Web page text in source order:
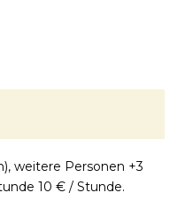
weitere Personen +3
10 € / Stunde.